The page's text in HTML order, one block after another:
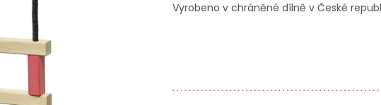
Vyrobeno v chráněné dílně v České